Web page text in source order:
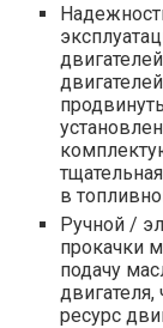
в
Ручной /
прокачки
подачу
ресурс